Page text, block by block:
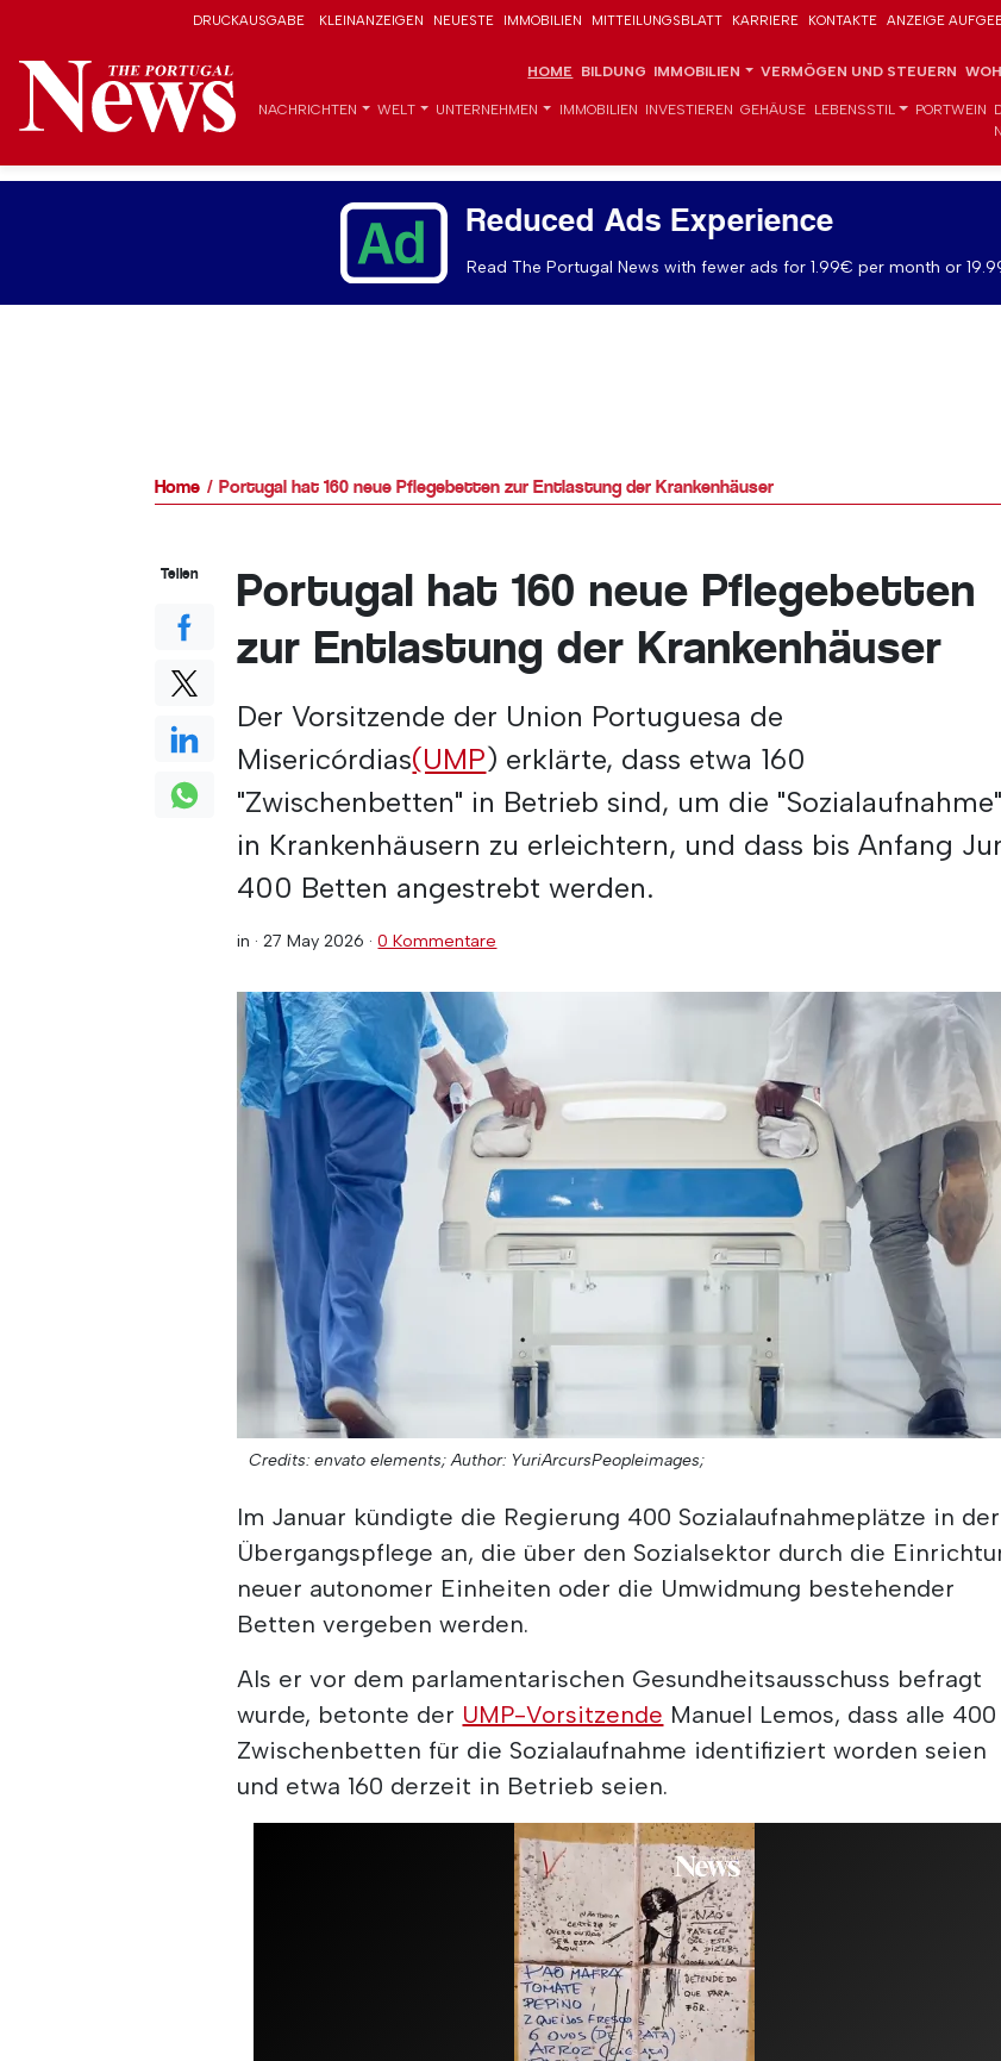
DRUCKAUSGABE KLEINANZEIGEN NEUESTE IMMOBILIEN MITTEILUNGSBLATT KARRIERE KONTAKTE ANZEIGE
HOME BILDUNG IMMOBILIEN VERMÖGEN UND STEUERN
NACHRICHTEN WELT UNTERNEHMEN IMMOBILIEN INVESTIEREN GEHÄUSE LEBENSSTIL PORTWEIN
Reduced Ads Experience
Read The Portugal News with fewer ads for 1.99€ per month or
Home Portugal hat 160 neue Pflegebetten zur Entlastung der Krankenhäuser
Portugal hat 160 neue Pflegebetten
zur Entlastung der Krankenhäuser
Der Vorsitzende der Union Portuguesa de
Misericórdias(UMP) erklärte, dass etwa 160
"Zwischenbetten" in Betrieb sind, um die "Sozialaufnahme"
in Krankenhäusern zu erleichtern, und dass bis Anfang
400 Betten angestrebt werden.
in ·27 May 2026 ·0 Kommentare
Credits: envato elements; Author: YuriArcursPeopleimages;
Im Januar kündigte die Regierung 400 Sozialaufnahmeplätze in der
Übergangspflege an, die über den Sozialsektor durch die
neuer autonomer Einheiten oder die Umwidmung bestehender
Betten vergeben werden.
Als er vor dem parlamentarischen Gesundheitsausschuss befragt
wurde, betonte der UMP-Vorsitzende Manuel Lemos, dass alle 400
Zwischenbetten für die Sozialaufnahme identifiziert worden seien
und etwa 160 derzeit in Betrieb seien.
Teilen